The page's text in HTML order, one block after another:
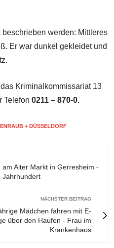
werden: Mittleres
Er war dunkel gekleidet und
Kriminalkommissariat 13
Telefon 0211 – 870-0.
+ DÜSSELDORF
Alter Markt in Gerresheim -
Jahrhundert
NÄCHSTER BEITRAG
Mädchen fahren mit E-
über den Haufen - Frau im
Krankenhaus